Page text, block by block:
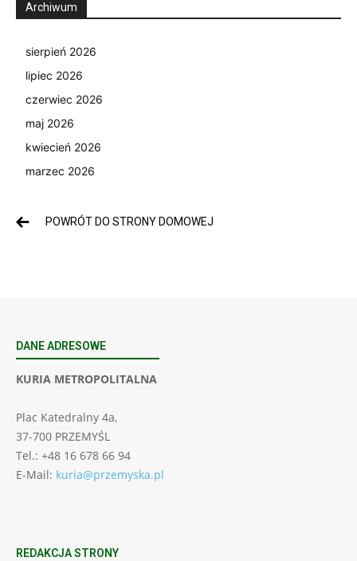
Archiwum
sierpień 2026
lipiec 2026
czerwiec 2026
maj 2026
kwiecień 2026
marzec 2026
POWRÓT DO STRONY DOMOWEJ
DANE ADRESOWE
KURIA METROPOLITALNA
Plac Katedralny 4a,
37-700 PRZEMYŚL
Tel.: +48 16 678 66 94
E-Mail: kuria@przemyska.pl
REDAKCJA STRONY